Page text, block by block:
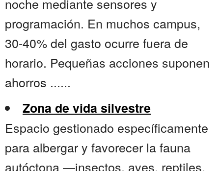
programación. En muchos campus,
30-40% del gasto ocurre fuera de
horario. Pequeñas acciones suponen
ahorros ......
Zona de vida silvestre
Espacio gestionado específicamente
para albergar y favorecer la fauna
autóctona —insectos, aves, reptiles,